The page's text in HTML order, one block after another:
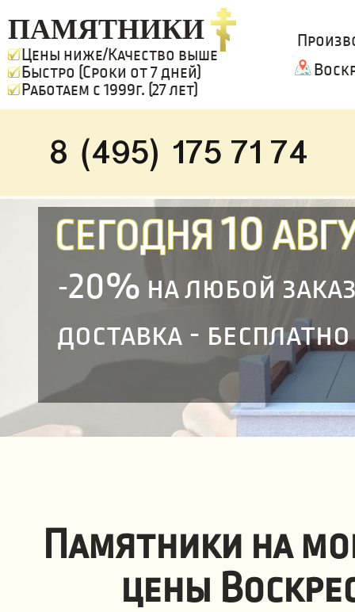
ПАМЯТНИКИ
Цены ниже/Качество выше
Быстро (Сроки от 7 дней)
Работаем с 1999г. (27 лет)
8 (495) 175 71 74
СЕГОДНЯ10
-20% на любой
доставка - бесплатно
Памятники на
цены